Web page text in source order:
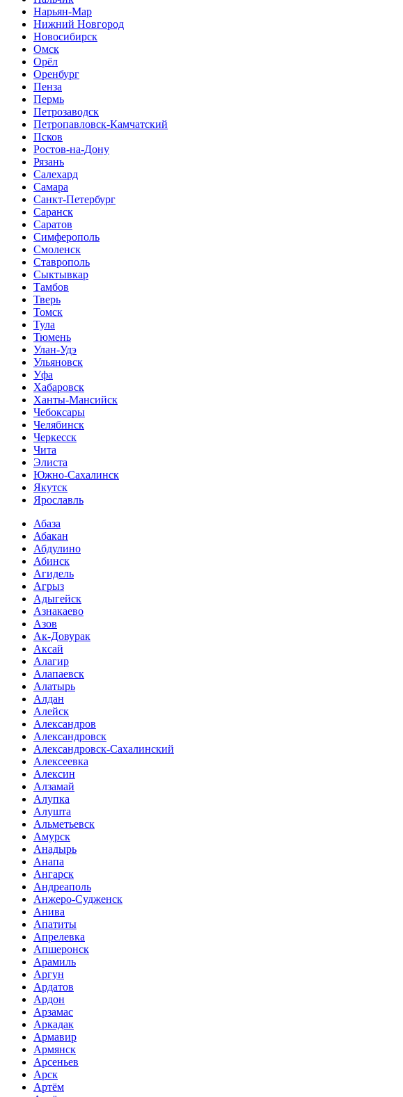
Нарьян-Мар
Нижний Новгород
Новосибирск
Омск
Орёл
Оренбург
Пенза
Пермь
Петрозаводск
Петропавловск-Камчатский
Псков
Ростов-на-Дону
Рязань
Салехард
Самара
Санкт-Петербург
Саранск
Саратов
Симферополь
Смоленск
Ставрополь
Сыктывкар
Тамбов
Тверь
Томск
Тула
Тюмень
Улан-Удэ
Ульяновск
Уфа
Хабаровск
Ханты-Мансийск
Чебоксары
Челябинск
Черкесск
Чита
Элиста
Южно-Сахалинск
Якутск
Ярославль
Абаза
Абакан
Абдулино
Абинск
Агидель
Агрыз
Адыгейск
Азнакаево
Азов
Ак-Довурак
Аксай
Алагир
Алапаевск
Алатырь
Алдан
Алейск
Александров
Александровск
Александровск-Сахалинский
Алексеевка
Алексин
Алзамай
Алупка
Алушта
Альметьевск
Амурск
Анадырь
Анапа
Ангарск
Андреаполь
Анжеро-Судженск
Анива
Апатиты
Апрелевка
Апшеронск
Арамиль
Аргун
Ардатов
Ардон
Арзамас
Аркадак
Армавир
Армянск
Арсеньев
Арск
Артём